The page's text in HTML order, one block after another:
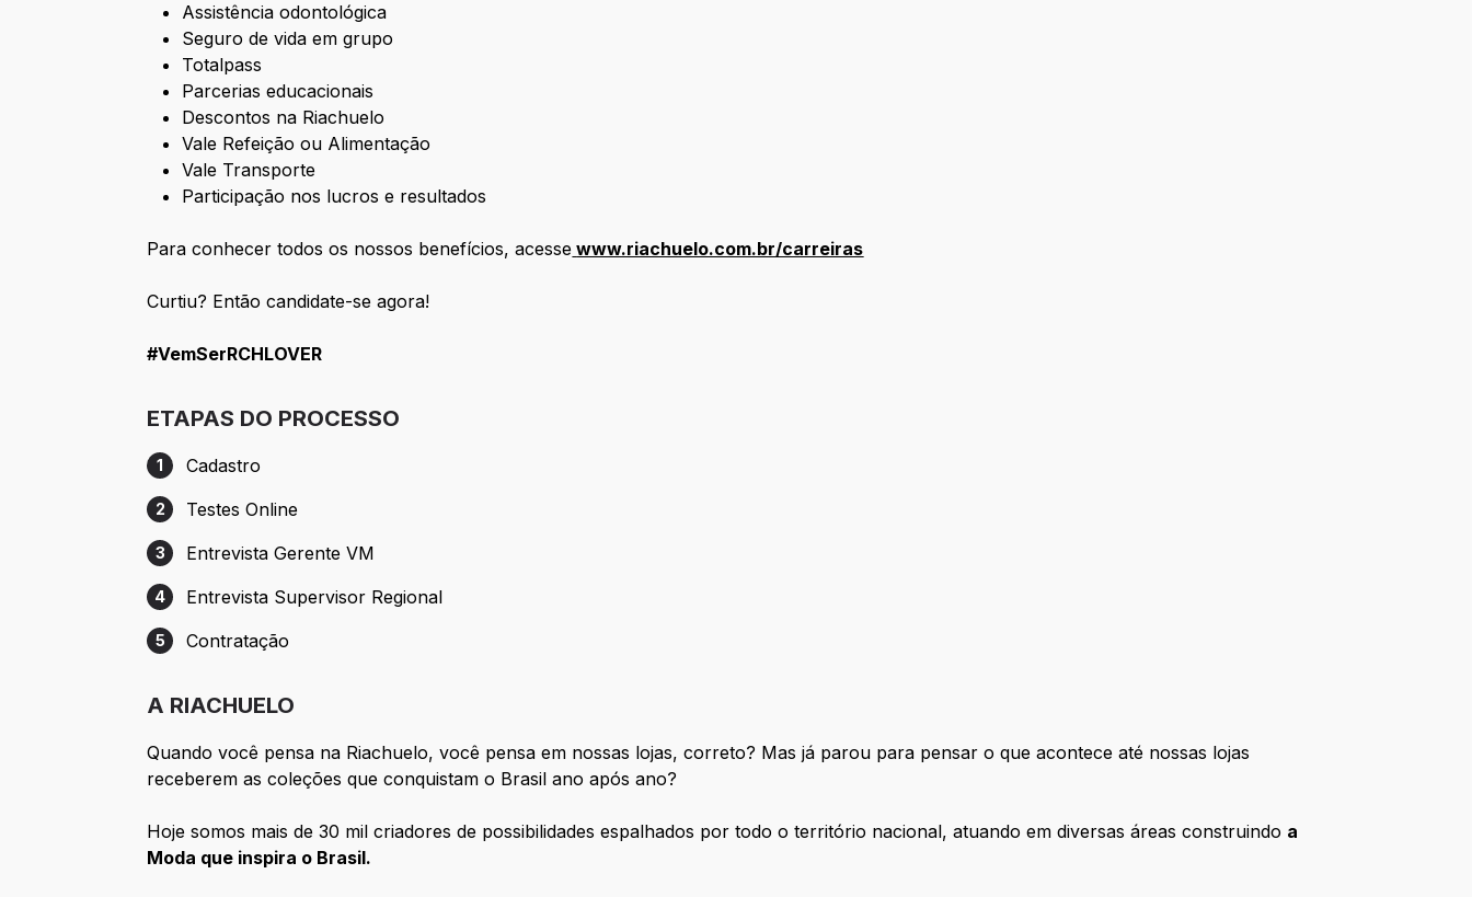
Assistência odontológica
Seguro de vida em grupo
Totalpass
Parcerias educacionais
Descontos na Riachuelo
Vale Refeição ou Alimentação
Vale Transporte
Participação nos lucros e resultados
Para conhecer todos os nossos benefícios, acesse www.riachuelo.com.br/carreiras
Curtiu? Então candidate-se agora!
#VemSerRCHLOVER
ETAPAS DO PROCESSO
Etapa 1: Cadastro
1 Cadastro
Etapa 2: Testes Online
2 Testes Online
Etapa 3: Entrevista Gerente VM
3 Entrevista Gerente VM
Etapa 4: Entrevista Supervisor Regional
4 Entrevista Supervisor Regional
Etapa 5: Contratação
5 Contratação
A RIACHUELO
Quando você pensa na Riachuelo, você pensa em nossas lojas, correto? Mas já parou para pensar o que acontece até nossas lojas
receberem as coleções que conquistam o Brasil ano após ano?
Hoje somos mais de 30 mil criadores de possibilidades espalhados por todo o território nacional, atuando em diversas áreas construindo a
Moda que inspira o Brasil.